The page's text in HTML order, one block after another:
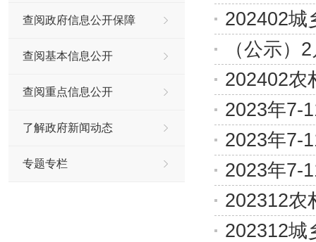
查阅政府信息公开保障
查阅基本信息公开
查阅重点信息公开
了解政府新闻动态
专题专栏
202402城
（公示）
202402农
2023年7-
2023年7-
2023年7-
202312农
202312城